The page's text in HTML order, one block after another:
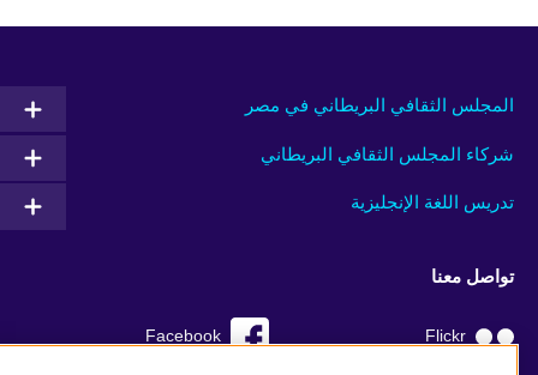
المجلس الثقافي البريطاني في مصر
شركاء المجلس الثقافي البريطاني
تدريس اللغة الإنجليزية
تواصل معنا
Facebook Flickr